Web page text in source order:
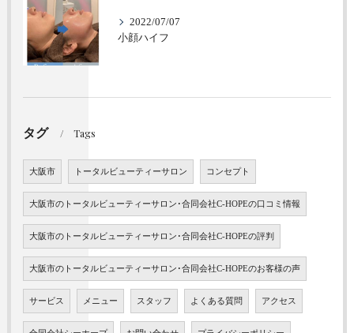
2022/07/07
小顔ハイフ
タグ Tags
大阪市 トータルビューティーサロン コンセプト
大阪市のトータルビューティーサロン･合同会社C-HOPEの口コミ情報
大阪市のトータルビューティーサロン･合同会社C-HOPEの評判
大阪市のトータルビューティーサロン･合同会社C-HOPEのお客様の声
サービス メニュー スタッフ よくある質問 アクセス